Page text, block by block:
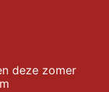
deze zomer